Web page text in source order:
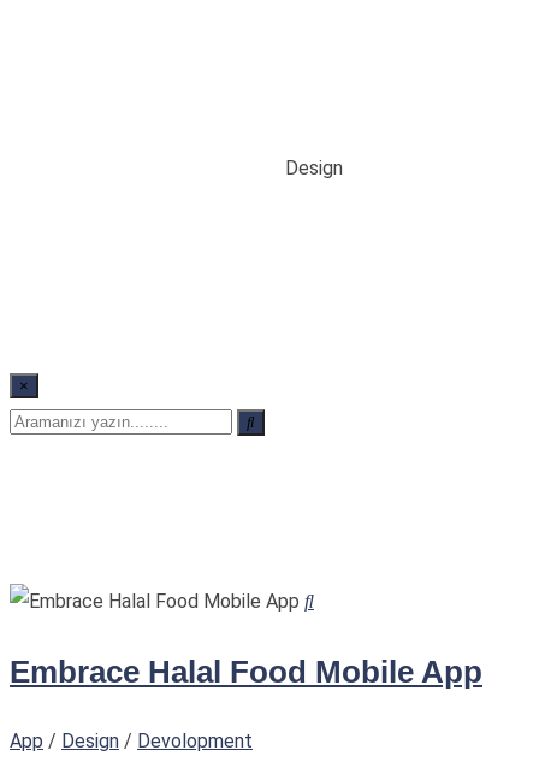
Design
×
Embrace Halal Food Mobile App
App / Design / Devolopment